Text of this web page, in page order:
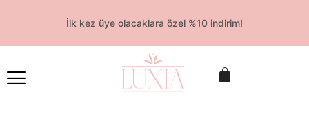
İlk kez üye olacaklara özel %10 indirim!